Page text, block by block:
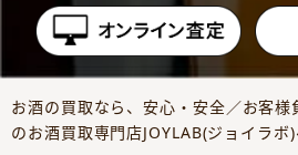
お酒の買取なら、安心・安全／お客
のお酒買取専門店JOYLAB(ジョイラボ)